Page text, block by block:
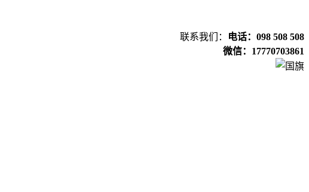
联系我们：
电话：098 508 508
微信：17770703861